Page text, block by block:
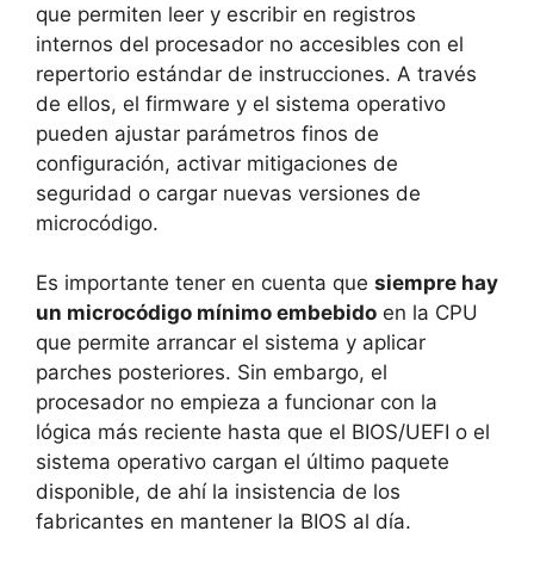
que permiten leer y escribir en registros
internos del procesador no accesibles con el
repertorio estándar de instrucciones. A través
de ellos, el firmware y el sistema operativo
pueden ajustar parámetros finos de
configuración, activar mitigaciones de
seguridad o cargar nuevas versiones de
microcódigo.
Es importante tener en cuenta que siempre hay
un microcódigo mínimo embebido en la CPU
que permite arrancar el sistema y aplicar
parches posteriores. Sin embargo, el
procesador no empieza a funcionar con la
lógica más reciente hasta que el BIOS/UEFI o el
sistema operativo cargan el último paquete
disponible, de ahí la insistencia de los
fabricantes en mantener la BIOS al día.